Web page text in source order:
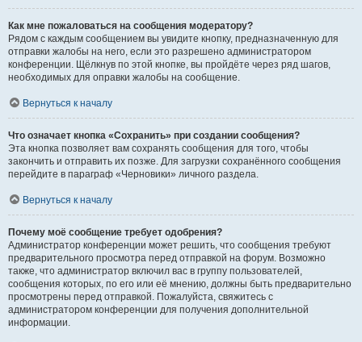
Как мне пожаловаться на сообщения модератору?
Рядом с каждым сообщением вы увидите кнопку, предназначенную для
отправки жалобы на него, если это разрешено администратором
конференции. Щёлкнув по этой кнопке, вы пройдёте через ряд шагов,
необходимых для оправки жалобы на сообщение.
Вернуться к началу
Что означает кнопка «Сохранить» при создании сообщения?
Эта кнопка позволяет вам сохранять сообщения для того, чтобы
закончить и отправить их позже. Для загрузки сохранённого сообщения
перейдите в параграф «Черновики» личного раздела.
Вернуться к началу
Почему моё сообщение требует одобрения?
Администратор конференции может решить, что сообщения требуют
предварительного просмотра перед отправкой на форум. Возможно
также, что администратор включил вас в группу пользователей,
сообщения которых, по его или её мнению, должны быть предварительно
просмотрены перед отправкой. Пожалуйста, свяжитесь с
администратором конференции для получения дополнительной
информации.